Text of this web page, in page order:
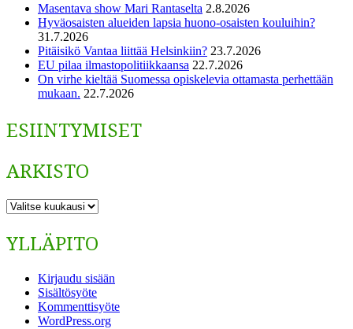
Masentava show Mari Rantaselta 2.8.2026
Hyväosaisten alueiden lapsia huono-osaisten kouluihin?
31.7.2026
Pitäisikö Vantaa liittää Helsinkiin? 23.7.2026
EU pilaa ilmastopolitiikkaansa 22.7.2026
On virhe kieltää Suomessa opiskelevia ottamasta perhettään
mukaan. 22.7.2026
ESIINTYMISET
ARKISTO
ARKISTO
YLLÄPITO
Kirjaudu sisään
Sisältösyöte
Kommenttisyöte
WordPress.org